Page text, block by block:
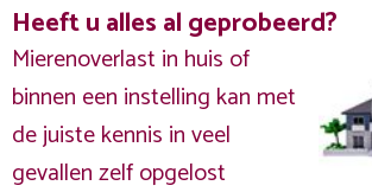
Heeft u alles al geprobeerd?
Mierenoverlast in huis of
binnen een instelling kan met
de juiste kennis in veel
gevallen zelf opgelost